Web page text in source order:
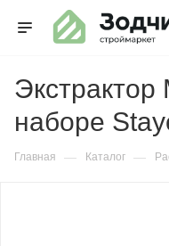
наборе
Главная — Каталог —